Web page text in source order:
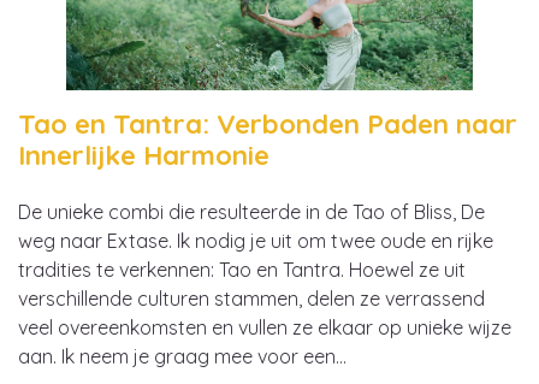
Tao en Tantra: Verbonden Paden naar
Innerlijke Harmonie
De unieke combi die resulteerde in de Tao of Bliss, De
weg naar Extase. Ik nodig je uit om twee oude en rijke
tradities te verkennen: Tao en Tantra. Hoewel ze uit
verschillende culturen stammen, delen ze verrassend
veel overeenkomsten en vullen ze elkaar op unieke wijze
aan. Ik neem je graag mee voor een…